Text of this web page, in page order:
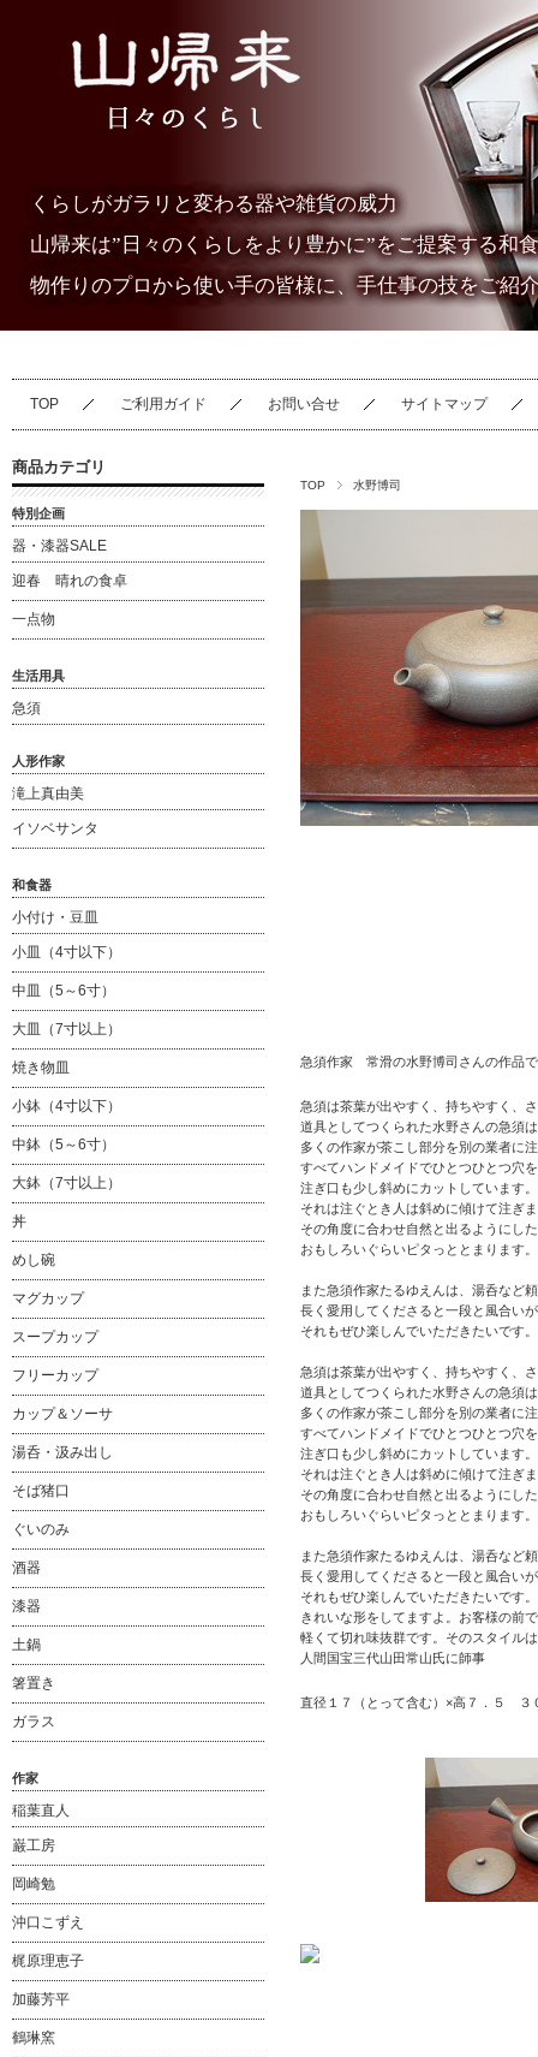
くらしがガラリと変わる器や雑貨の威力
山帰来は”日々のくらしをより豊かに”をご提案する和
物作りのプロから使い手の皆様に、手仕事の技をご紹
TOP ご利用ガイド お問い合せ サイトマップ
TOP 水野博司
急須作家 常滑の水野博司さんの作品
急須は茶葉が出やすく、持ちやすく、
道具としてつくられた水野さんの急須
多くの作家が茶こし部分を別の業者に
すべてハンドメイドでひとつひとつ穴
注ぎ口も少し斜めにカットしています。
それは注ぐとき人は斜めに傾けて注ぎ
その角度に合わせ自然と出るようにし
おもしろいぐらいピタっととまります。
また急須作家たるゆえんは、湯呑など
長く愛用してくださると一段と風合い
それもぜひ楽しんでいただきたいです。
急須は茶葉が出やすく、持ちやすく、
道具としてつくられた水野さんの急須
多くの作家が茶こし部分を別の業者に
すべてハンドメイドでひとつひとつ穴
注ぎ口も少し斜めにカットしています。
それは注ぐとき人は斜めに傾けて注ぎ
その角度に合わせ自然と出るようにし
おもしろいぐらいピタっととまります。
また急須作家たるゆえんは、湯呑など
長く愛用してくださると一段と風合い
それもぜひ楽しんでいただきたいです。
きれいな形をしてますよ。お客様の前
軽くて切れ味抜群です。そのスタイル
人間国宝三代山田常山氏に師事
直径１７（とって含む）×高７．５ ３
商品カテゴリ
特別企画
器・漆器SALE
迎春 晴れの食卓
一点物
生活用具
急須
人形作家
滝上真由美
イソベサンタ
和食器
小付け・豆皿
小皿（4寸以下）
中皿（5～6寸）
大皿（7寸以上）
焼き物皿
小鉢（4寸以下）
中鉢（5～6寸）
大鉢（7寸以上）
丼
めし碗
マグカップ
スープカップ
フリーカップ
カップ＆ソーサ
湯呑・汲み出し
そば猪口
ぐいのみ
酒器
漆器
土鍋
箸置き
ガラス
作家
稲葉直人
巌工房
岡崎勉
沖口こずえ
梶原理恵子
加藤芳平
鶴琳窯